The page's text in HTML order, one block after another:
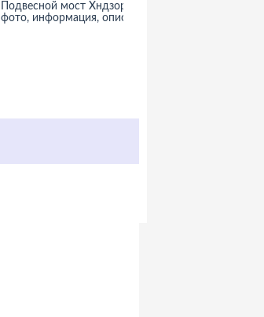
Подвесной мост Хндзореск -
фото, информация, описание